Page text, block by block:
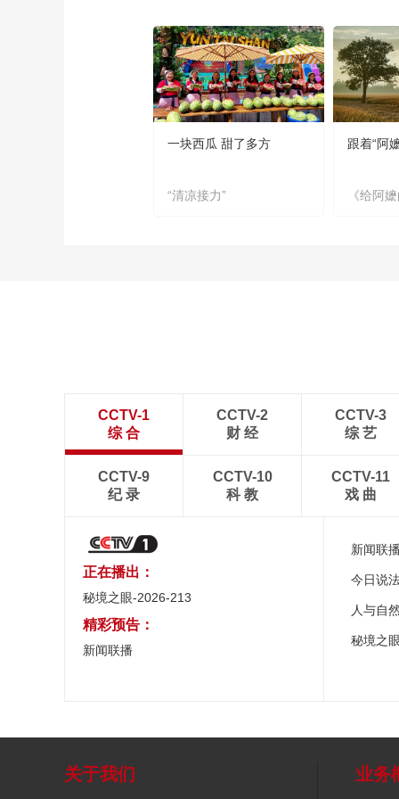
一块西瓜 甜了多方
“清凉接力”
跟着“阿
《给阿
CCTV-1
综 合
CCTV-2
财 经
CCTV-3
综 艺
CCTV-9
纪 录
CCTV-10
科 教
CCTV-11
戏 曲
正在播出：
秘境之眼-2026-213
精彩预告：
新闻联播
新闻联
今日说
人与自
秘境之
关于我们 业务